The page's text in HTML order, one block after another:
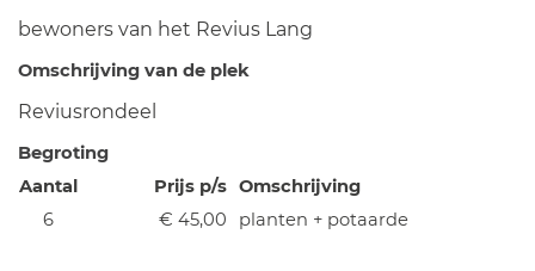
bewoners van het Revius Lang
Omschrijving van de plek
Reviusrondeel
Begroting
Aantal
Prijs p/s Omschrijving
6
€ 45,00 planten + potaarde